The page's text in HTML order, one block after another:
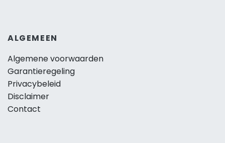
ALGEMEEN
Algemene voorwaarden
Garantieregeling
Privacybeleid
Disclaimer
Contact